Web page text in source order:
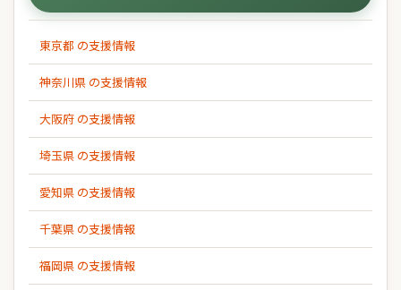
東京都 の支援情報
神奈川県 の支援情報
大阪府 の支援情報
埼玉県 の支援情報
愛知県 の支援情報
千葉県 の支援情報
福岡県 の支援情報